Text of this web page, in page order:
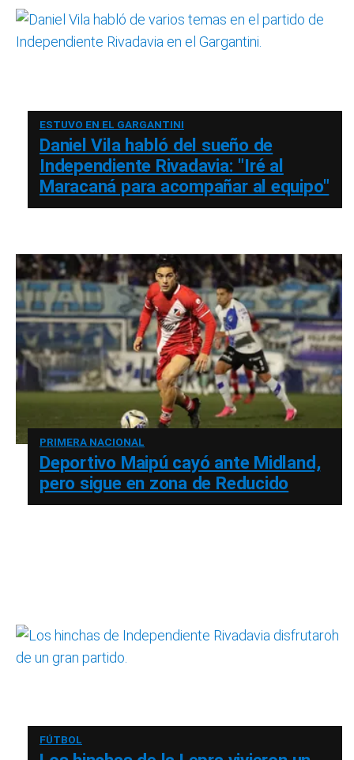
ESTUVO EN EL GARGANTINI
Daniel Vila habló del sueño de
Independiente Rivadavia: "Iré al
Maracaná para acompañar al equipo"
PRIMERA NACIONAL
Deportivo Maipú cayó ante Midland,
pero sigue en zona de Reducido
FÚTBOL